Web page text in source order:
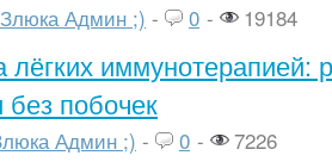
Злюка Админ ;) - 0 - 19184
лёгких иммунотерапией:
побочек
Админ ;) - 0 - 7226